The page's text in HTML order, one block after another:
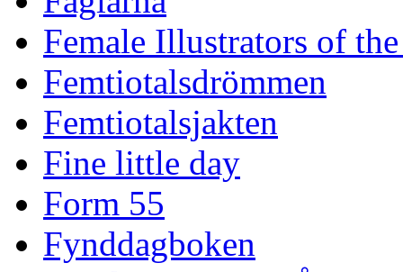
Female Illustrators of
Femtiotalsdrömmen
Femtiotalsjakten
Fine little day
Form 55
Fynddagboken